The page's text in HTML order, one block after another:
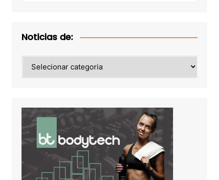
Noticias de:
de: